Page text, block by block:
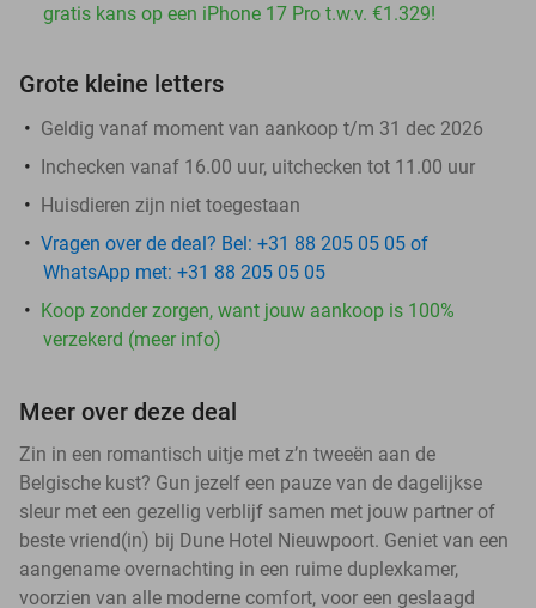
gratis kans op een iPhone 17 Pro t.w.v. €1.329!
Grote kleine letters
Geldig vanaf moment van aankoop t/m 31 dec 2026
Inchecken vanaf 16.00 uur, uitchecken tot 11.00 uur
Huisdieren zijn niet toegestaan
Vragen over de deal? Bel: +31 88 205 05 05 of
WhatsApp met: +31 88 205 05 05
Koop zonder zorgen, want jouw aankoop is 100%
verzekerd (meer info)
Meer over deze deal
Zin in een romantisch uitje met z’n tweeën aan de
Belgische kust? Gun jezelf een pauze van de dagelijkse
sleur met een gezellig verblijf samen met jouw partner of
beste vriend(in) bij Dune Hotel Nieuwpoort. Geniet van een
aangename overnachting in een ruime duplexkamer,
voorzien van alle moderne comfort, voor een geslaagd